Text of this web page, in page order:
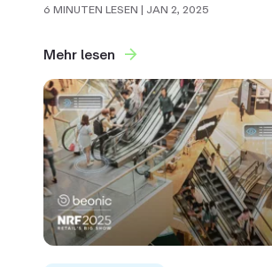
6 MINUTEN LESEN | JAN 2, 2025
Mehr lesen